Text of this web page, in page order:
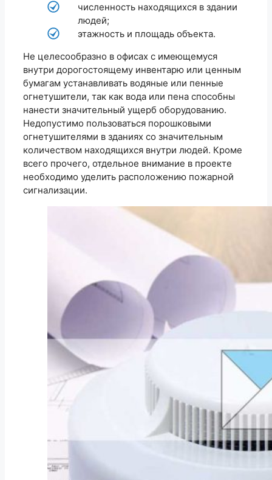
численность находящихся в здании
людей;
этажность и площадь объекта.
Не целесообразно в офисах с имеющемуся
внутри дорогостоящему инвентарю или ценным
бумагам устанавливать водяные или пенные
огнетушители, так как вода или пена способны
нанести значительный ущерб оборудованию.
Недопустимо пользоваться порошковыми
огнетушителями в зданиях со значительным
количеством находящихся внутри людей. Кроме
всего прочего, отдельное внимание в проекте
необходимо уделить расположению пожарной
сигнализации.